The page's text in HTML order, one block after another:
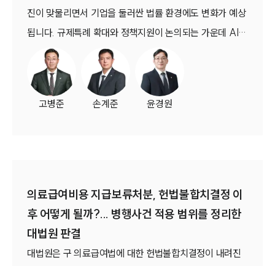
진이 맞물리면서 기업을 둘러싼 법률 환경에도 변화가 예상
됩니다. 규제특례 확대와 정책지원이 논의되는 가운데 AI
거버넌스, 데이터 활용, 계약 구조, 컴플라이언스 체계에 대
한 검토 필요성이 함께 커지고 있습니다.
고병준 손계준 윤경원
의료급여비용 지급보류처분, 헌법불합치결정 이
후 어떻게 될까?... 병행사건 적용 범위를 정리한
대법원 판결
대법원은 구 의료급여법에 대한 헌법불합치결정이 내려진